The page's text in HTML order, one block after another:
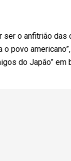
ser o anfitrião
povo
do Japão” em